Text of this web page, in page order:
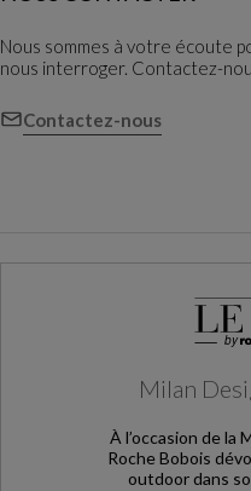
Nous sommes à votre écoute
nous interroger. Contactez-
Contactez-nous
Milan
À l’occasion de la
Roche Bobois
outdoor dans